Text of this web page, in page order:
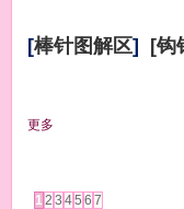
[棒针图解区] [钩
更多
1 2 3 45 6 7